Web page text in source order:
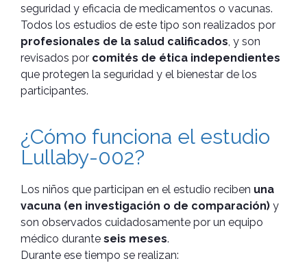
seguridad y eficacia de medicamentos o vacunas.
Todos los estudios de este tipo son realizados por
profesionales de la salud calificados , y son
revisados por comités de ética independientes
que protegen la seguridad y el bienestar de los
participantes.
¿Cómo funciona el estudio
Lullaby-002?
Los niños que participan en el estudio reciben una
vacuna (en investigación o de comparación) y
son observados cuidadosamente por un equipo
médico durante seis meses.
Durante ese tiempo se realizan: